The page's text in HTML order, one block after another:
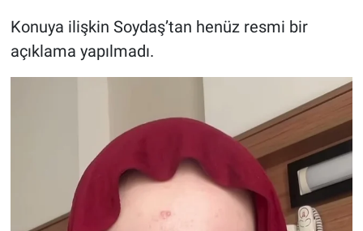
Konuya ilişkin Soydaş’tan henüz resmi bir
açıklama yapılmadı.